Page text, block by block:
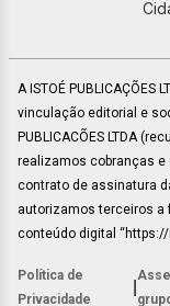
A ISTOÉ PUBLICAÇÕES
vinculação editorial e
PUBLICACÕES LTDA
realizamos cobranças
contrato de assinatura
autorizamos terceiros a
conteúdo digital
Política de
Privacidade